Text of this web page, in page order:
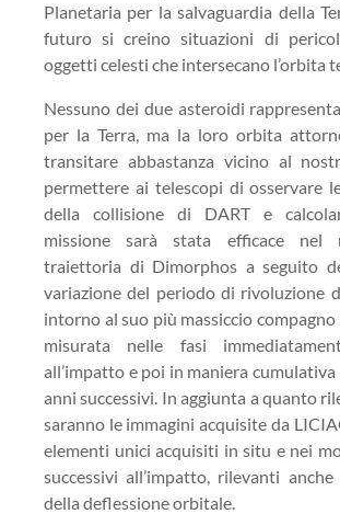
Planetaria per la salvaguardia della
futuro si creino situazioni di
oggetti celesti che intersecano l’orbita
Nessuno dei due asteroidi
per la Terra, ma la loro orbita
transitare abbastanza vicino al
permettere ai telescopi di osservare
della collisione di DART e
missione sarà stata efficace nel
traiettoria di Dimorphos a seguito
variazione del periodo di rivoluzione
intorno al suo più massiccio
misurata nelle fasi
all’impatto e poi in maniera cumulativa
anni successivi. In aggiunta a quanto
saranno le immagini acquisite da
elementi unici acquisiti in situ e nei
successivi all’impatto, rilevanti
della deflessione orbitale.